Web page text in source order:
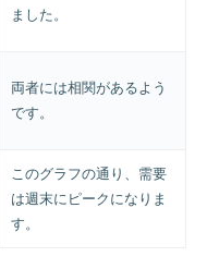
ました。
両者には相関があるよう
です。
このグラフの通り、需要
は週末にピークになりま
す。